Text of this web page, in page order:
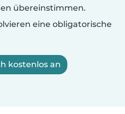
übereinstimmen.
eine obligatorische
kostenlos an